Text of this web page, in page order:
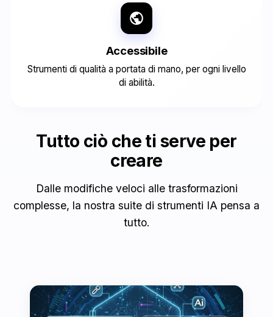
Accessibile
Strumenti di qualità a portata di mano, per ogni livello
di abilità.
Tutto ciò che ti serve per
creare
Dalle modifiche veloci alle trasformazioni
complesse, la nostra suite di strumenti IA pensa a
tutto.